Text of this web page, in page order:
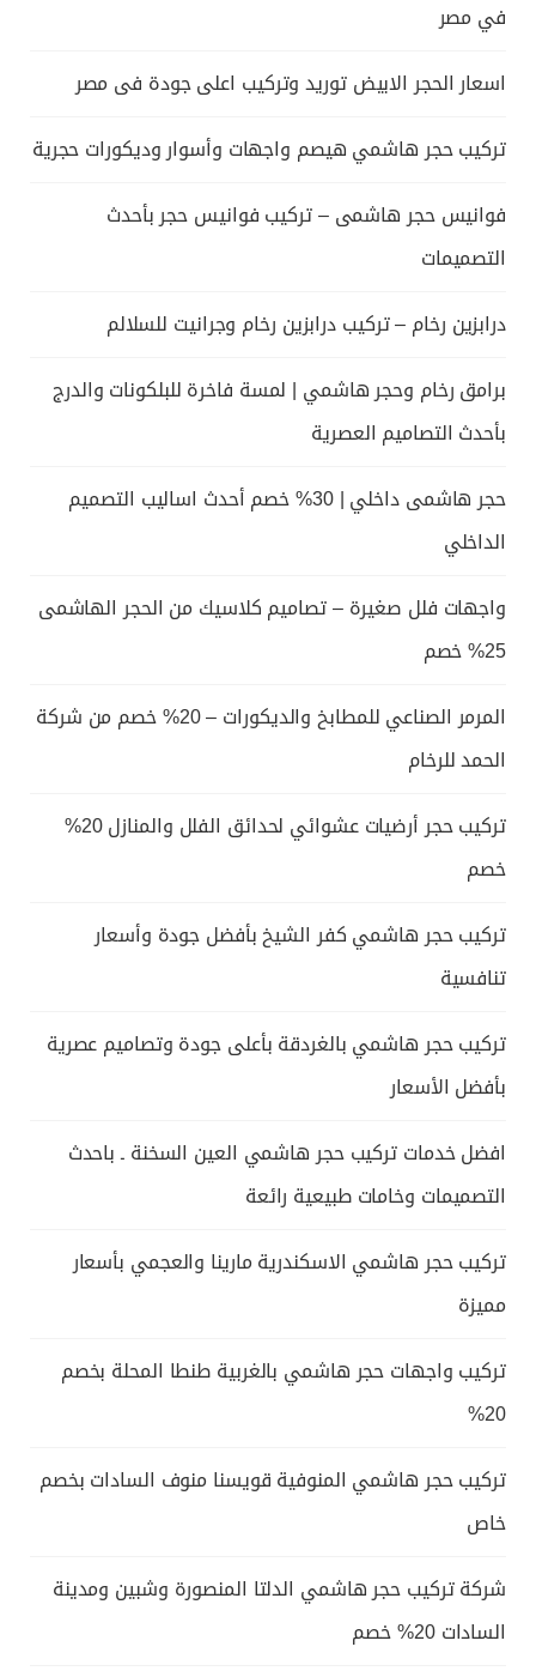
في مصر
اسعار الحجر الابيض توريد وتركيب اعلى جودة فى مصر
تركيب حجر هاشمي هيصم واجهات وأسوار وديكورات حجرية
فوانيس حجر هاشمى – تركيب فوانيس حجر بأحدث
التصميمات
درابزين رخام – تركيب درابزين رخام وجرانيت للسلالم
برامق رخام وحجر هاشمي | لمسة فاخرة للبلكونات والدرج
بأحدث التصاميم العصرية
حجر هاشمى داخلي | 30% خصم أحدث اساليب التصميم
الداخلي
واجهات فلل صغيرة – تصاميم كلاسيك من الحجر الهاشمى
25% خصم
المرمر الصناعي للمطابخ والديكورات – 20% خصم من شركة
الحمد للرخام
تركيب حجر أرضيات عشوائي لحدائق الفلل والمنازل 20%
خصم
تركيب حجر هاشمي كفر الشيخ بأفضل جودة وأسعار
تنافسية
تركيب حجر هاشمي بالغردقة بأعلى جودة وتصاميم عصرية
بأفضل الأسعار
افضل خدمات تركيب حجر هاشمي العين السخنة ـ باحدث
التصميمات وخامات طبيعية رائعة
تركيب حجر هاشمي الاسكندرية مارينا والعجمي بأسعار
مميزة
تركيب واجهات حجر هاشمي بالغربية طنطا المحلة بخصم
20%
تركيب حجر هاشمي المنوفية قويسنا منوف السادات بخصم
خاص
شركة تركيب حجر هاشمي الدلتا المنصورة وشبين ومدينة
السادات 20% خصم